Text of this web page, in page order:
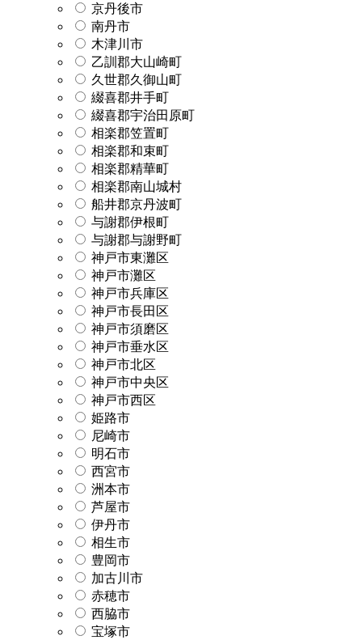
京丹後市
南丹市
木津川市
乙訓郡大山崎町
久世郡久御山町
綴喜郡井手町
綴喜郡宇治田原町
相楽郡笠置町
相楽郡和束町
相楽郡精華町
相楽郡南山城村
船井郡京丹波町
与謝郡伊根町
与謝郡与謝野町
神戸市東灘区
神戸市灘区
神戸市兵庫区
神戸市長田区
神戸市須磨区
神戸市垂水区
神戸市北区
神戸市中央区
神戸市西区
姫路市
尼崎市
明石市
西宮市
洲本市
芦屋市
伊丹市
相生市
豊岡市
加古川市
赤穂市
西脇市
宝塚市